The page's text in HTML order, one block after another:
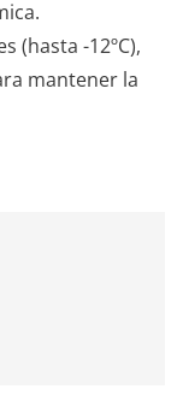
(hasta -12ºC),
mantener la